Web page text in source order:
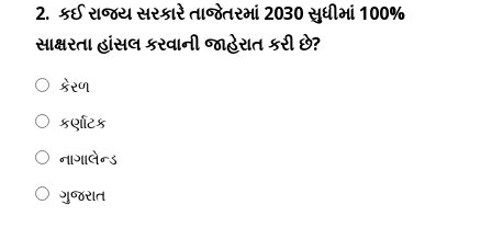
2. કઈ રાજ્ય સરકારે તાજેતરમાં 2030 સુધીમાં 100%
સાક્ષરતા હાંસલ કરવાની જાહેરાત કરી છે?
કેરળ
કર્ણાટક
નાગાલેન્ડ
ગુજરાત